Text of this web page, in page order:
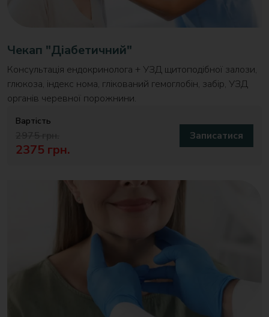
Чекап "Діабетичний"
Консультація ендокринолога + УЗД щитоподібної залози,
глюкоза, індекс нома, глікований гемоглобін, забір, УЗД
органів черевної порожнини.
Вартість
2375 грн.
Записатися